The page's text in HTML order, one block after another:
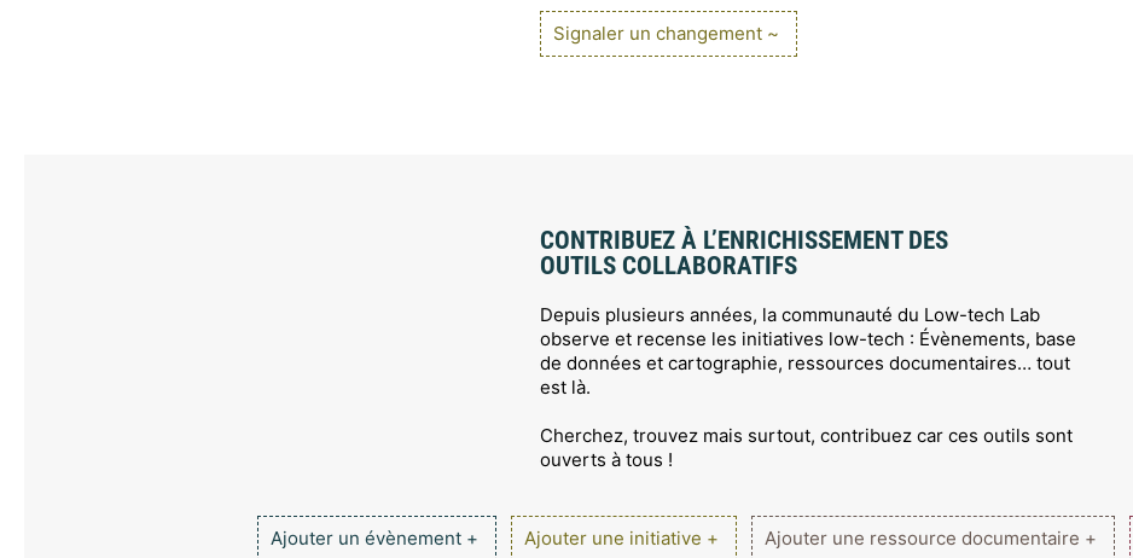
Signaler un changement ~
CONTRIBUEZ À L’ENRICHISSEMENT DES
OUTILS COLLABORATIFS
Depuis plusieurs années, la communauté du Low-tech Lab
observe et recense les initiatives low-tech : Évènements, base
de données et cartographie, ressources documentaires… tout
est là.
Cherchez, trouvez mais surtout, contribuez car ces outils sont
ouverts à tous !
Ajouter un évènement + Ajouter une initiative + Ajouter une ressource documentaire +